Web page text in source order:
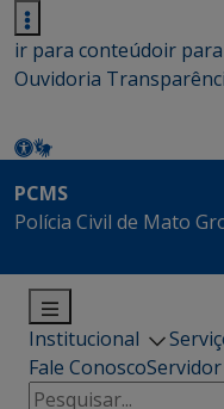
ir para conteúdoir
Ouvidoria
PCMS
Polícia Civil de Mato
Institucional
Fale ConoscoServidor
Pesquisar